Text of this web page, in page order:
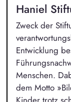
Haniel
Zweck der
Entwicklung
Menschen.
dem Motto